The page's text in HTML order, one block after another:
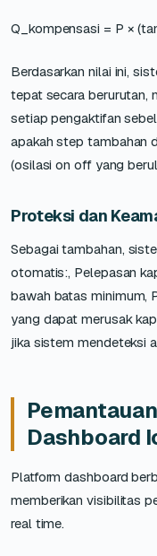
Q_kompensasi = P ×
Berdasarkan nilai ini,
tepat secara berurutan,
setiap pengaktifan
apakah step tambahan
(osilasi on off yang
Proteksi dan
Sebagai tambahan,
otomatis:, Pelepasan
bawah batas minimum,
yang dapat merusak
jika sistem mendeteksi
Dashboard
Platform dashboard
memberikan visibilitas
real time.